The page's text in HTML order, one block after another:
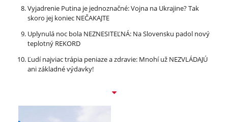
Vyjadrenie Putina je jednoznačné: Vojna na Ukrajine? Tak
skoro jej koniec NEČAKAJTE
Uplynulá noc bola NEZNESITEĽNÁ: Na Slovensku padol nový
teplotný REKORD
Ľudí najviac trápia peniaze a zdravie: Mnohí už NEZVLÁDAJÚ
ani základné výdavky!